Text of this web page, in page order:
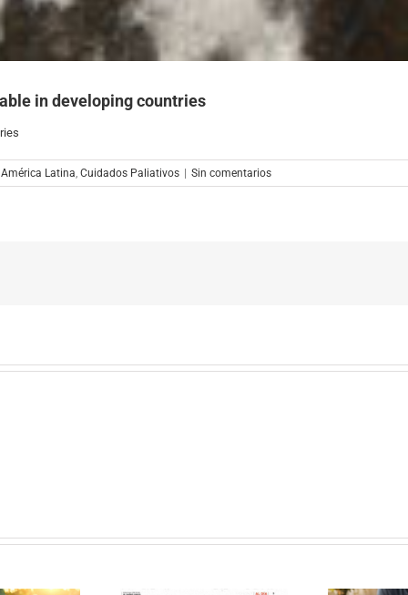
in developing countries
Latina Cuidados Paliativos | Sin comentarios